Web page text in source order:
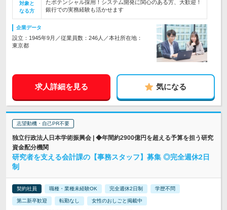
対象と
なる方
たポテンシャル採用！システム開発に関心のある方、大歓迎！
銀行での実務経験も活かせます
企業データ
設立：1945年9月／従業員数：246人／本社所在地：
東京都
求人詳細を見る 気になる
志望動機・自己PR不要
独立行政法人日本学術振興会 | ◆年間約2900億円を超える予算を担う研究
資金配分機関
研究者を支える会計課の【事務スタッフ】募集 ◎完全週休2日
制
契約社員 職種・業種未経験OK 完全週休2日制 学歴不問
第二新卒歓迎 転勤なし 女性のおしごと掲載中